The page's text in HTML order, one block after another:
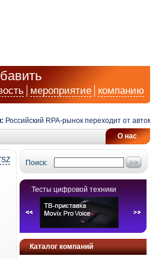
мероприятие компанию
RPA-рынок переходит от
О нас
Поиск:
Тесты цифровой техники
Каталог компаний